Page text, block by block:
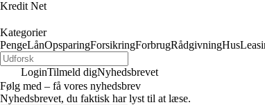
Kredit Net
Kategorier
PengeLånOpsparingForsikringForbrugRådgivningHus
LoginTilmeld digNyhedsbrevet
Følg med – få vores nyhedsbrev
Nyhedsbrevet, du faktisk har lyst til at læse.